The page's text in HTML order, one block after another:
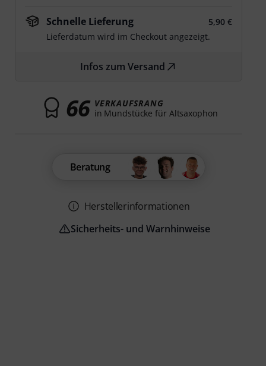
Schnelle Lieferung
5,90 €
Lieferdatum wird im Checkout angezeigt.
Infos zum Versand
66 VERKAUFSRANG
in Mundstücke für Altsaxophon
Beratung
Herstellerinformationen
Sicherheits- und Warnhinweise